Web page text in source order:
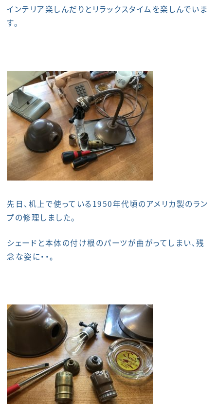
インテリア楽しんだりとリラックスタイムを楽しんでいま
す。
先日、机上で使っている1950年代頃のアメリカ製のラン
プの修理しました。
シェードと本体の付け根のパーツが曲がってしまい、残
念な姿に・・。